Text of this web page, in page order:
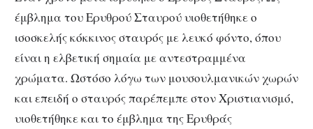
έμβλημα του Ερυθρού Σταυρού υιοθετήθηκε ο
ισοσκελής κόκκινος σταυρός με λευκό φόντο, όπου
είναι η ελβετική σημαία με αντεστραμμένα
χρώματα. Ωστόσο λόγω των μουσουλμανικών χωρών
και επειδή ο σταυρός παρέπεμπε στον Χριστιανισμό,
υιοθετήθηκε και το έμβλημα της Ερυθράς